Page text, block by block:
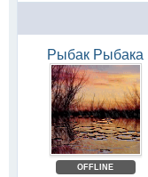
Рыбак Рыбака
OFFLINE